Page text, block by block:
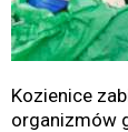
Kozienice
organizmów